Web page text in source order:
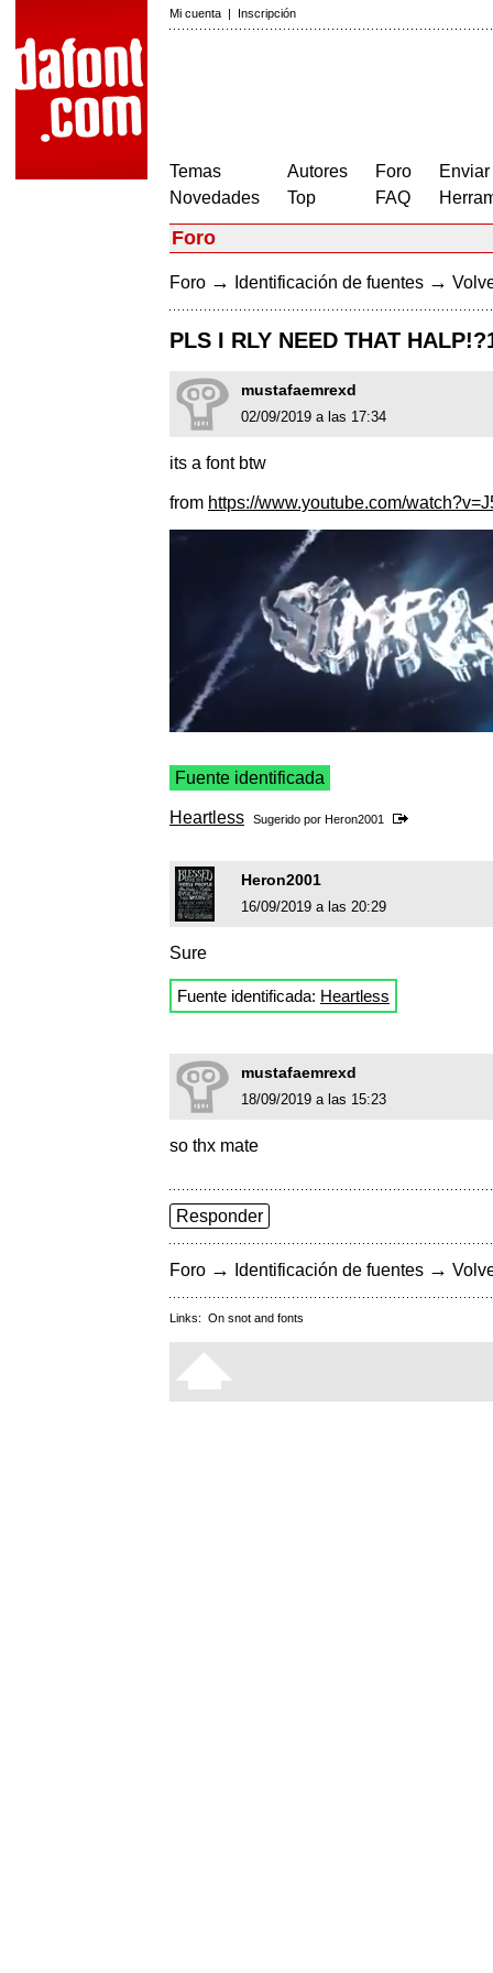
Mi cuenta | Inscripción
Temas
Novedades
Autores
Top
Foro
FAQ
Foro
Foro → Identificación de fuentes →
PLS I RLY NEED THAT
mustafaemrexd
02/09/2019 a las 17:34
its a font btw
from https://www.youtube.com/
Fuente identificada
Heartless Sugerido por Heron2001
Heron2001
16/09/2019 a las 20:29
Sure
Fuente identificada: Heartless
mustafaemrexd
18/09/2019 a las 15:23
so thx mate
Responder
Foro → Identificación de fuentes →
Links: On snot and fonts